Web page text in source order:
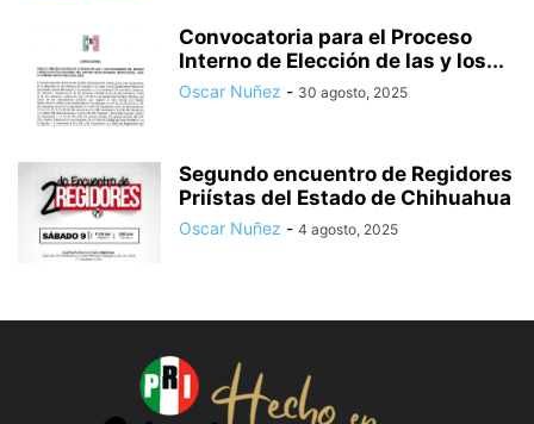
Convocatoria para el Proceso
Interno de Elección de las y los...
Oscar Nuñez - 30 agosto, 2025
Segundo encuentro de Regidores
Priístas del Estado de Chihuahua
Oscar Nuñez - 4 agosto, 2025